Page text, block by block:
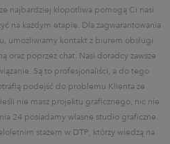
najbardziej kłopotliwa pomogą Ci nasi
na każdym etapie. Dla zagwarantowania
umożliwiamy kontakt z biurem obsługi
oraz poprzez chat. Nasi doradcy zawsze
Są to profesjonaliści, a do tego
podejść do problemu Klienta ze
nie masz projektu graficznego, nic nie
24 posiadamy własne studio graficzne.
stażem w DTP, którzy wiedzą na